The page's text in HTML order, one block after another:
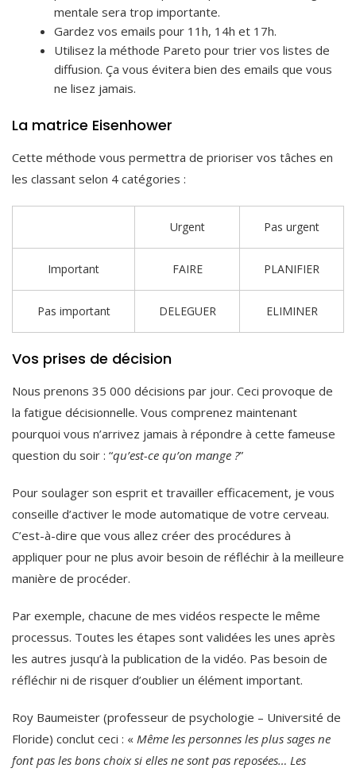
mentale sera trop importante.
Gardez vos emails pour 11h, 14h et 17h.
Utilisez la méthode Pareto pour trier vos listes de
diffusion. Ça vous évitera bien des emails que vous
ne lisez jamais.
La matrice Eisenhower
Cette méthode vous permettra de prioriser vos tâches en
les classant selon 4 catégories :
Urgent Pas urgent
Important FAIRE PLANIFIER
Pas important DELEGUER ELIMINER
Vos prises de décision
Nous prenons 35 000 décisions par jour. Ceci provoque de
la fatigue décisionnelle. Vous comprenez maintenant
pourquoi vous n’arrivez jamais à répondre à cette fameuse
question du soir : “qu’est-ce qu’on mange ?”
Pour soulager son esprit et travailler efficacement, je vous
conseille d’activer le mode automatique de votre cerveau.
C’est-à-dire que vous allez créer des procédures à
appliquer pour ne plus avoir besoin de réfléchir à la meilleure
manière de procéder.
Par exemple, chacune de mes vidéos respecte le même
processus. Toutes les étapes sont validées les unes après
les autres jusqu’à la publication de la vidéo. Pas besoin de
réfléchir ni de risquer d’oublier un élément important.
Roy Baumeister (professeur de psychologie – Université de
Floride) conclut ceci : « Même les personnes les plus sages ne
font pas les bons choix si elles ne sont pas reposées… Les